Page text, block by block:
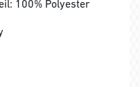
100% Polyester